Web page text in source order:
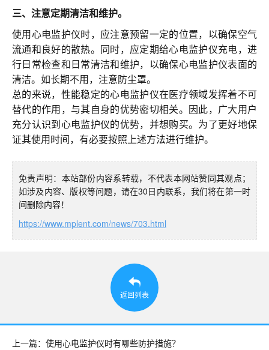
三、注意定期清洁和维护。
使用心电监护仪时，应注意预留一定的位置，以确保空气
流通和良好的散热。同时，应定期给心电监护仪充电，进
行日常检查和日常清洁和维护，以确保心电监护仪表面的
清洁。如长期不用，注意防尘罩。
总的来说，性能稳定的心电监护仪在医疗领域发挥着不可
替代的作用，与其自身的优势密切相关。因此，广大用户
充分认识到心电监护仪的优势，并想购买。为了更好地保
证其使用时间，有必要按照上述方法进行维护。
免责声明：本站部份内容系转载，不代表本网站赞同其观点；
如涉及内容、版权等问题，请在30日内联系，我们将在第一时
间删除内容！
https://www.mplent.com/news/703.html
返回列表
上一篇：使用心电监护仪时有哪些防护措施？